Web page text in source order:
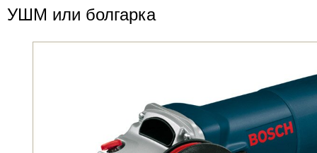
УШМ или болгарка